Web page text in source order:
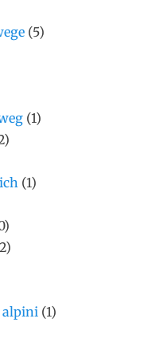
(5)
(1)
(1)
alpini (1)